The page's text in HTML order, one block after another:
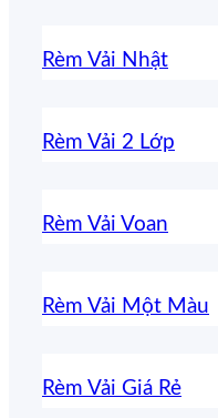
Rèm Vải Nhật
Rèm Vải 2 Lớp
Rèm Vải Voan
Rèm Vải Một Màu
Rèm Vải Giá Rẻ